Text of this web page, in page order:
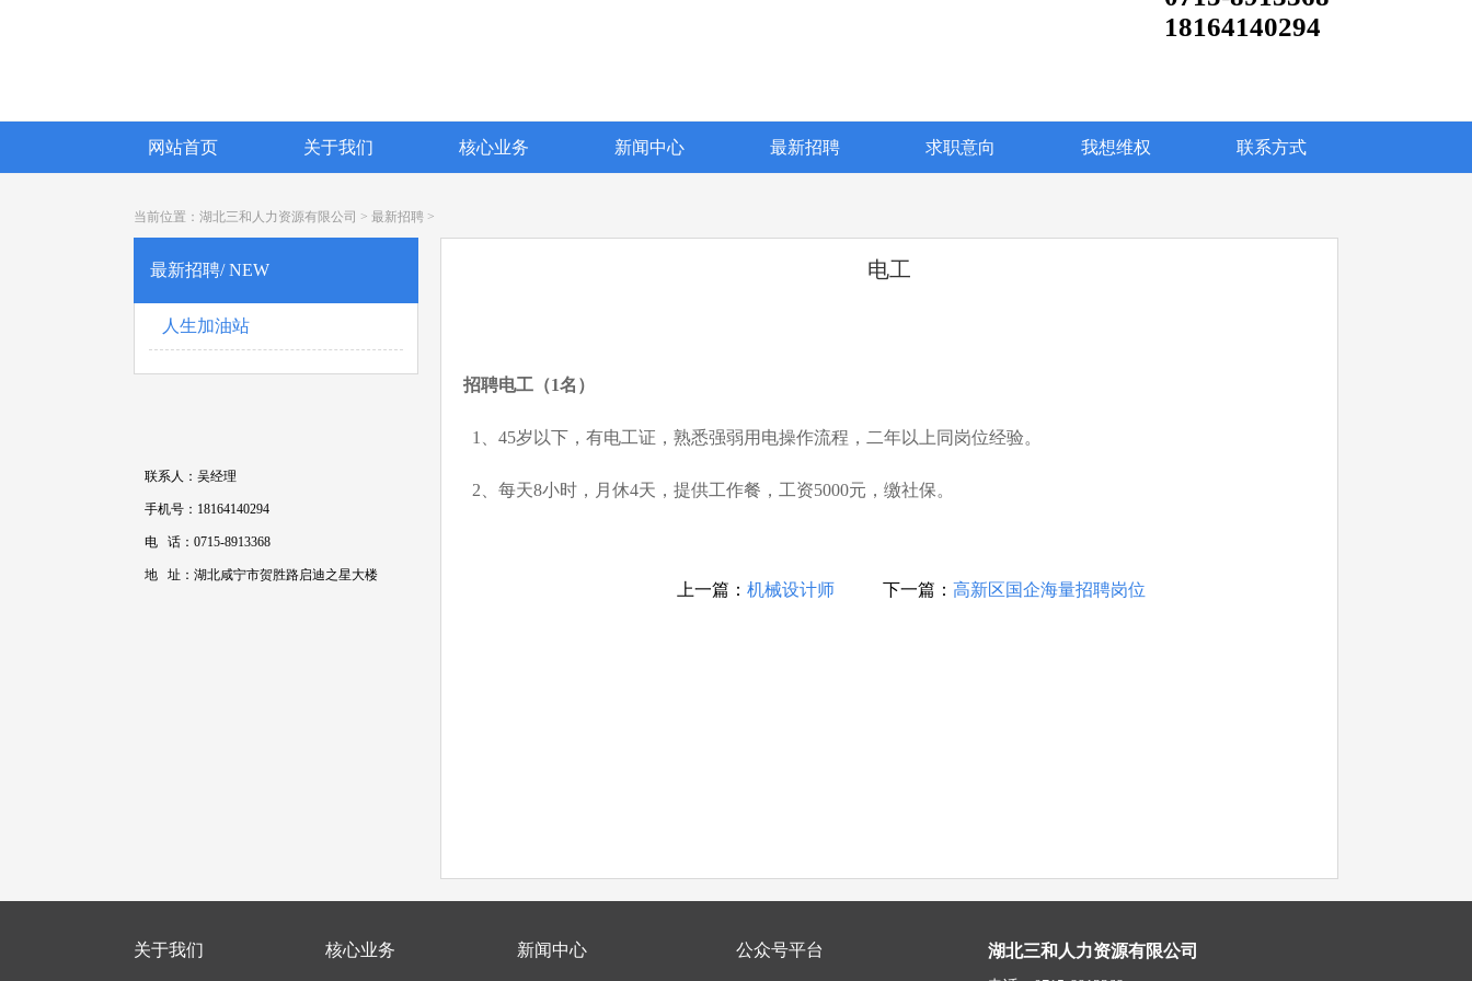
18164140294
网站首页 关于我们 核心业务 新闻中心 最新招聘 求职意向 我想维权 联系方式
当前位置： 湖北三和人力资源有限公司 > 最新招聘 >
最新招聘/ NEW
人生加油站
联系人：吴经理
手机号：18164140294
电 话：0715-8913368
地 址：湖北咸宁市贺胜路启迪之星大楼
电工
招聘电工（1名）
1、45岁以下，有电工证，熟悉强弱用电操作流程，二年以上同岗位经验。
2、每天8小时，月休4天，提供工作餐，工资5000元，缴社保。
上一篇： 机械设计师 下一篇： 高新区国企海量招聘岗位
关于我们 核心业务 新闻中心 公众号平台 湖北三和人力资源有限公司